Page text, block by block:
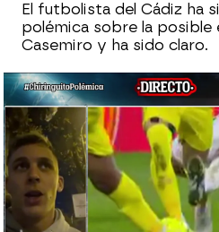
El futbolista del Cádiz ha
polémica sobre la posible
Casemiro y ha sido claro.
El Chiringuito
Madrid